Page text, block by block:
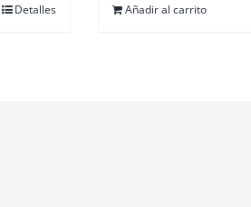
Detalles Añadir al carrito